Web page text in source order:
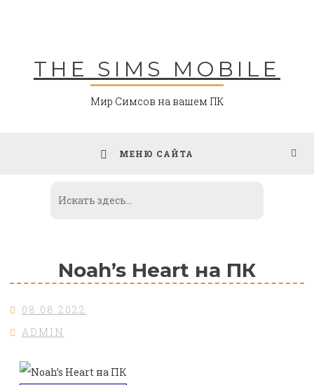
THE SIMS MOBILE
Мир Симсов на вашем ПК
МЕНЮ САЙТА
Noah’s Heart на ПК
08.08.2022
ADMIN